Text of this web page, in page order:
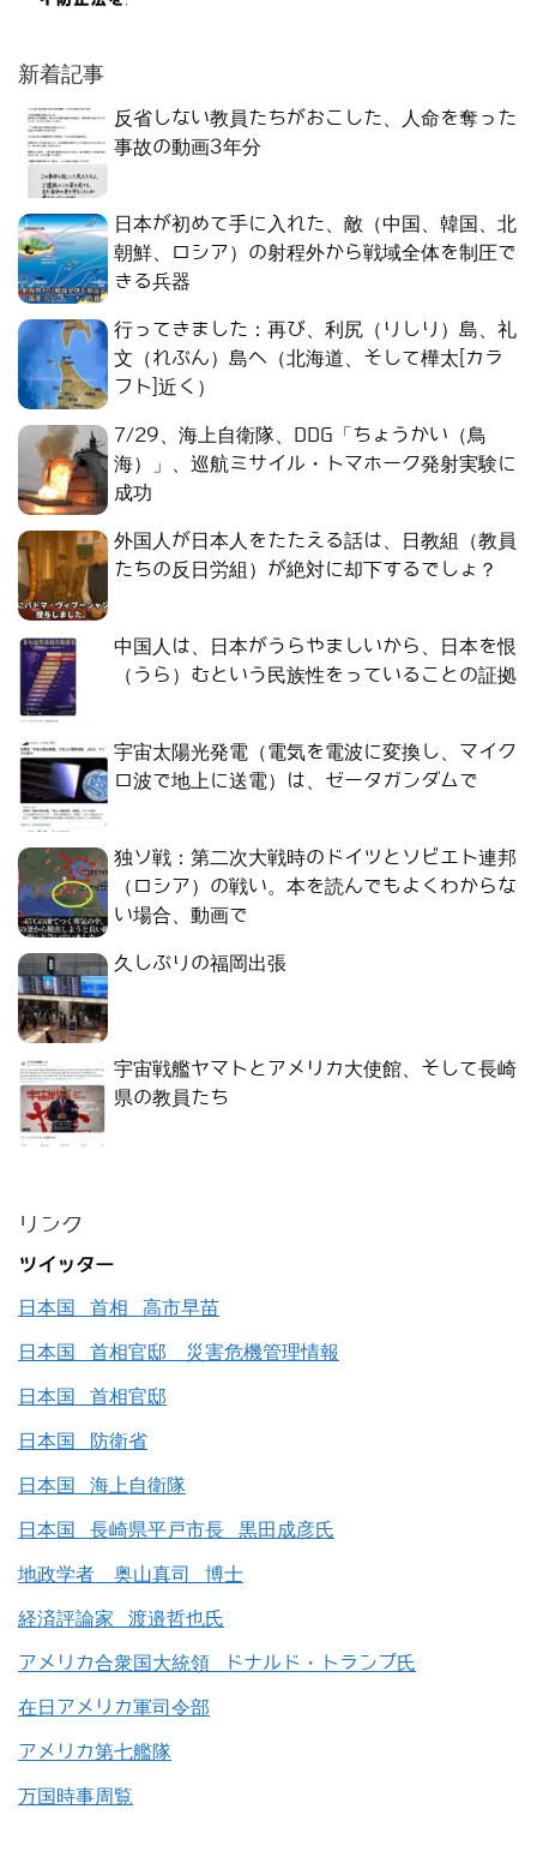
新着記事
反省しない教員たちがおこした、人命を奪った
事故の動画3年分
日本が初めて手に入れた、敵（中国、韓国、北
朝鮮、ロシア）の射程外から戦域全体を制圧で
きる兵器
行ってきました：再び、利尻（りしり）島、礼
文（れぶん）島へ（北海道、そして樺太[カラ
フト]近く）
7/29、海上自衛隊、DDG「ちょうかい（鳥
海）」、巡航ミサイル・トマホーク発射実験に
成功
外国人が日本人をたたえる話は、日教組（教員
たちの反日労組）が絶対に却下するでしょ？
中国人は、日本がうらやましいから、日本を恨
（うら）むという民族性をっていることの証拠
宇宙太陽光発電（電気を電波に変換し、マイク
ロ波で地上に送電）は、ゼータガンダムで
独ソ戦：第二次大戦時のドイツとソビエト連邦
（ロシア）の戦い。本を読んでもよくわからな
い場合、動画で
久しぶりの福岡出張
宇宙戦艦ヤマトとアメリカ大使館、そして長崎
県の教員たち
リンク
ツイッター
日本国 首相 高市早苗
日本国 首相官邸 災害危機管理情報
日本国 首相官邸
日本国 防衛省
日本国 海上自衛隊
日本国 長崎県平戸市長 黒田成彦氏
地政学者 奥山真司 博士
経済評論家 渡邉哲也氏
アメリカ合衆国大統領 ドナルド・トランプ氏
在日アメリカ軍司令部
アメリカ第七艦隊
万国時事周覧